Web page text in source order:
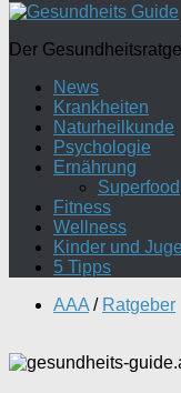
Der
News
Krankheiten
Naturheilkunde
Psychologie
Ernährung
Superfood
Fitness
Wellness
Kinder und
5 Tipps
AAA / Ratgeber